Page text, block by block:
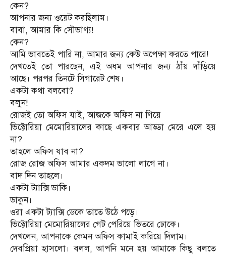
কেন?
আপনার জন্য ওয়েট করছিলাম।
বাবা, আমার কি সৌভাগ্য!
কেন?
আমি ভাবতেই পারি না, আমার জন্য কেউ অপেক্ষা করতে পারে!
দেখতেই তো পারছেন, এই অধম আপনার জন্য ঠাঁয় দাঁড়িয়ে
আছে। পরপর তিনটে সিগারেট শেষ।
একটা কথা বলবো?
বলুন!
রোজই তো অফিস যাই, আজকে অফিস না গিয়ে
ভিক্টোরিয়া মেমোরিয়ালের কাছে একবার আড্ডা মেরে এলে হয়
না?
তাহলে অফিস যাব না?
রোজ রোজ অফিস আমার একদম ভালো লাগে না।
বাদ দিন তাহলে।
একটা ট্যাক্সি ডাকি।
ডাকুন।
ওরা একটা ট্যাক্সি ডেকে তাতে উঠে পড়ে।
ভিক্টোরিয়া মেমোরিয়ালের গেট পেরিয়ে ভিতরে ঢোকে।
দেখলেন, আপনাকে কেমন অফিস কামাই করিয়ে দিলাম।
দেবপ্রিয়া হাসলো। বলল, আপনি মনে হয় আমাকে কিছু বলতে